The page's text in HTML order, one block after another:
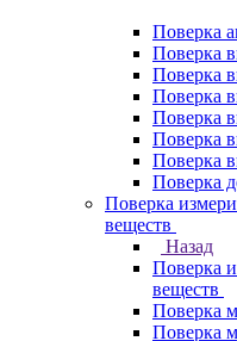
Поверка
Поверка
Поверка
Поверка
Поверка
Поверка
Поверка
Поверка
Поверка
веществ
Назад
Поверка
веществ
Поверка
Поверка